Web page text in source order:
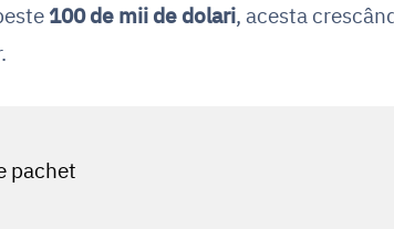
100 de mii de dolari, acesta
pachet